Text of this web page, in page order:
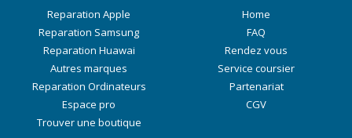
Reparation Apple
Reparation Samsung
Reparation Huawai
Autres marques
Reparation Ordinateurs
Espace pro
Trouver une boutique
Home
FAQ
Rendez vous
Service coursier
Partenariat
CGV